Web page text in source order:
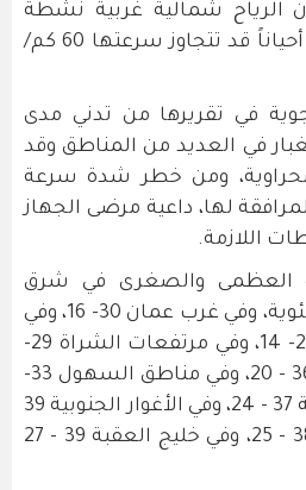
الرياح شمالية غربية نشطة
السرعة مع هبات قوية أحياناً قد تتجاوز سرعتها 60 كم/
في تقريرها من تدني مدى
في العديد من المناطق وقد
ومن خطر شدة سرعة
لها، داعية مرضى الجهاز
اللازمة.
العظمى والصغرى في شرق
عمان بين 32- 18 درجة مئوية، وفي غرب عمان 30- 16، وفي
المرتفعات الشمالية 28- 14، وفي مرتفعات الشراة 29-
15، وفي مناطق البادية 36 - 20، وفي مناطق السهول 33-
18، وفي الأغوار الشمالية 37 - 24، وفي الأغوار الجنوبية 39
- 26، وفي البحر الميت 38 - 25، وفي خليج العقبة 39 - 27